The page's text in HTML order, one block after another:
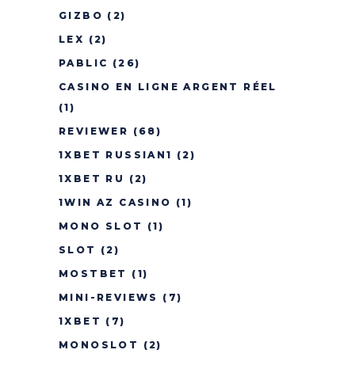
GIZBO (2)
LEX (2)
PABLIC (26)
CASINO EN LIGNE ARGENT RÉEL
(1)
REVIEWER (68)
1XBET RUSSIAN1 (2)
1XBET RU
(2)
1WIN AZ CASINO (1)
MONO SLOT
(1)
SLOT
(2)
MOSTBET
(1)
MINI-REVIEWS
(7)
1XBET (7)
MONOSLOT
(2)